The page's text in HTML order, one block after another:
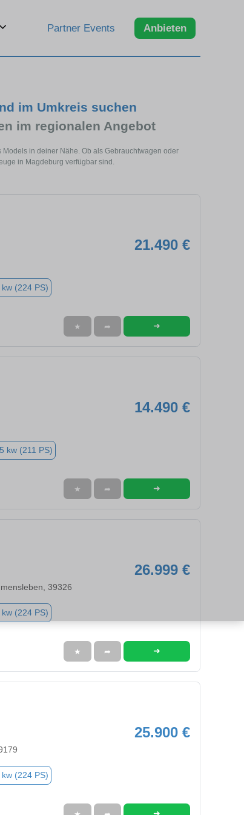
Partner Events Anbieten
im Umkreis suchen
im regionalen Angebot
in deiner Nähe. Ob als Gebrauchtwagen oder
in Magdeburg verfügbar sind.
21.490 €
kw (224 PS)
★ ➦ ➜
14.490 €
kw (211 PS)
★ ➦ ➜
26.999 €
39326
kw (224 PS)
★ ➦ ➜
25.900 €
kw (224 PS)